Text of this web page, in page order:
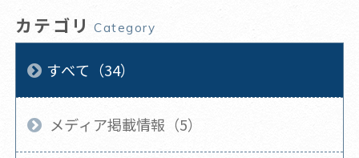
カテゴリ Category
すべて（34）
メディア掲載情報（5）